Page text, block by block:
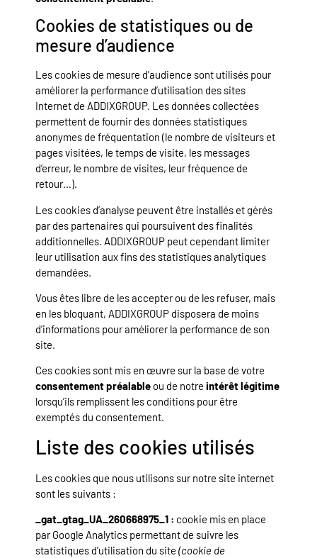
Cookies de statistiques ou de
mesure d’audience
Les cookies de mesure d’audience sont utilisés pour
améliorer la performance d’utilisation des sites
Internet de ADDIXGROUP. Les données collectées
permettent de fournir des données statistiques
anonymes de fréquentation (le nombre de visiteurs et
pages visitées, le temps de visite, les messages
d’erreur, le nombre de visites, leur fréquence de
retour…).
Les cookies d’analyse peuvent être installés et gérés
par des partenaires qui poursuivent des finalités
additionnelles. ADDIXGROUP peut cependant limiter
leur utilisation aux fins des statistiques analytiques
demandées.
Vous êtes libre de les accepter ou de les refuser, mais
en les bloquant, ADDIXGROUP disposera de moins
d’informations pour améliorer la performance de son
site.
Ces cookies sont mis en œuvre sur la base de votre
consentement préalable ou de notre intérêt légitime
lorsqu’ils remplissent les conditions pour être
exemptés du consentement.
Liste des cookies utilisés
Les cookies que nous utilisons sur notre site internet
sont les suivants :
_gat_gtag_UA_260668975_1 : cookie mis en place
par Google Analytics permettant de suivre les
statistiques d’utilisation du site (cookie de